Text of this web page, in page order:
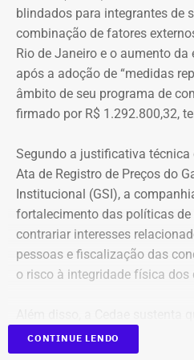
blindados para integrantes de
combinação de fatores
Rio de Janeiro e o aumento
após a adoção de “medidas
âmbito de seu programa de
firmado por R$ 1.292.800,32,
Segundo a justificativa técnica
Ata de Registro de Preços do
Institucional (GSI), a
fortalecimento das políticas
contrariar interesses
pessoas e fiscalização das
o risco à integridade física dos
insegurança pública” no
município do Rio de Janeiro e
CONTINUE LENDO